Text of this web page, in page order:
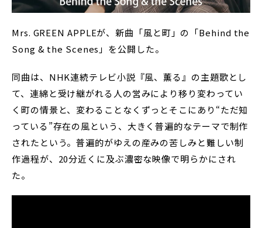
Mrs. GREEN APPLEが、新曲「風と町」の「Behind the
Song & the Scenes」を公開した。
同曲は、NHK連続テレビ小説『風、薫る』の主題歌とし
て、連綿と受け継がれる人の営みにより移り変わってい
く町の情景と、変わることなくずっとそこにあり“ただ知
っている”存在の風という、大きく普遍的なテーマで制作
されたという。普遍的がゆえの産みの苦しみと難しい制
作過程が、20分近くに及ぶ濃密な映像で明らかにされ
た。